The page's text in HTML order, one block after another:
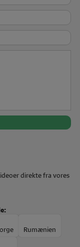
direkte fra vores
Rumænien